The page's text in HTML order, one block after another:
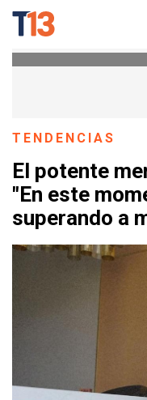
TENDENCIAS
El potente
"En este
superando a